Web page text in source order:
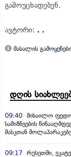
გამოუცხადებენ.
ავტორი: . .
მასალის
დღის
09:40 მიხაილო
სამიზნეების
მასკთან
09:17 რუსეთში,